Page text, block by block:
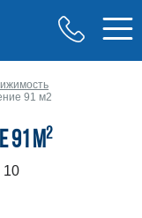
91 м2
91 м2
10